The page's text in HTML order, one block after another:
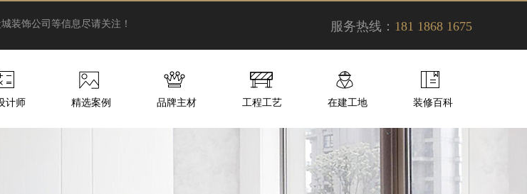
装饰公司等信息尽请关注！ 服务热线： 181 1868 1675
计师 精选案例 品牌主材 工程工艺 在建工地 装修百科